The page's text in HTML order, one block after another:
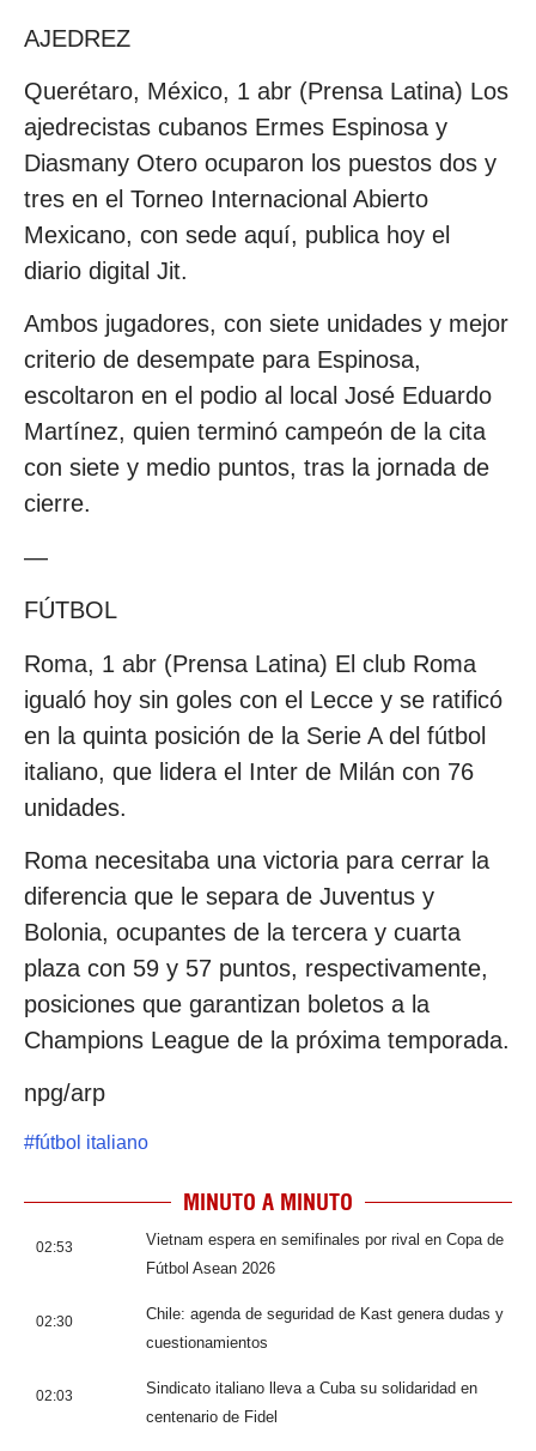
AJEDREZ
Querétaro, México, 1 abr (Prensa Latina) Los
ajedrecistas cubanos Ermes Espinosa y
Diasmany Otero ocuparon los puestos dos y
tres en el Torneo Internacional Abierto
Mexicano, con sede aquí, publica hoy el
diario digital Jit.
Ambos jugadores, con siete unidades y mejor
criterio de desempate para Espinosa,
escoltaron en el podio al local José Eduardo
Martínez, quien terminó campeón de la cita
con siete y medio puntos, tras la jornada de
cierre.
—
FÚTBOL
Roma, 1 abr (Prensa Latina) El club Roma
igualó hoy sin goles con el Lecce y se ratificó
en la quinta posición de la Serie A del fútbol
italiano, que lidera el Inter de Milán con 76
unidades.
Roma necesitaba una victoria para cerrar la
diferencia que le separa de Juventus y
Bolonia, ocupantes de la tercera y cuarta
plaza con 59 y 57 puntos, respectivamente,
posiciones que garantizan boletos a la
Champions League de la próxima temporada.
npg/arp
#fútbol italiano
MINUTO A MINUTO
02:53
Vietnam espera en semifinales por rival en Copa de
Fútbol Asean 2026
02:30
Chile: agenda de seguridad de Kast genera dudas y
cuestionamientos
02:03
Sindicato italiano lleva a Cuba su solidaridad en
centenario de Fidel